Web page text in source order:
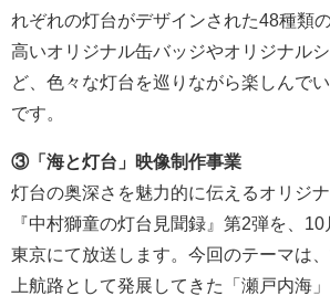
れぞれの灯台がデザインされた48種類
高いオリジナル缶バッジやオリジナル
ど、色々な灯台を巡りながら楽しんで
です。
③「海と灯台」映像制作事業
灯台の奥深さを魅力的に伝えるオリジ
『中村獅童の灯台見聞録』第2弾を、
東京にて放送します。今回のテーマは
上航路として発展してきた「瀬戸内海